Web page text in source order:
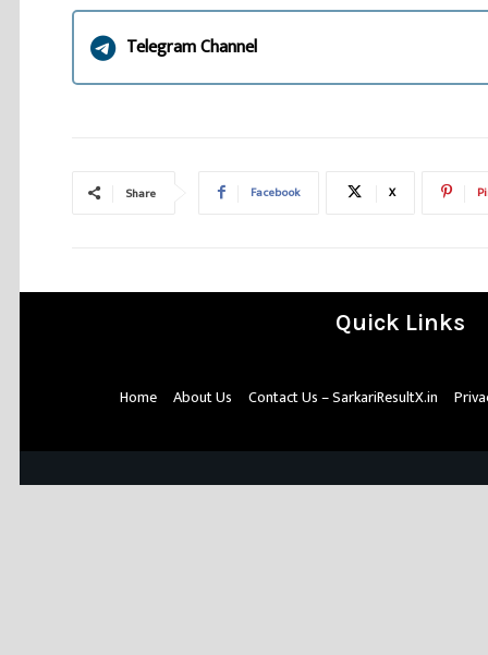
Telegram Channel
Share Facebook X
Quick Links
Home About Us Contact Us – SarkariResultX.in